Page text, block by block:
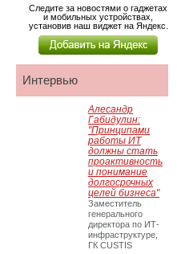
Следите за новостями о гаджетах
и мобильных устройствах,
установив наш виджет на Яндекс.
Интервью
Алесандр
Габидулин:
"Принципами
работы ИТ
должны стать
проактивность
и понимание
долгосрочных
целей бизнеса"
Заместитель
генерального
директора по ИТ-
инфраструктуре,
ГК CUSTIS